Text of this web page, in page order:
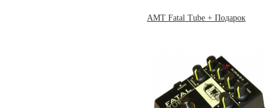
AMT Fatal Tube + Подарок